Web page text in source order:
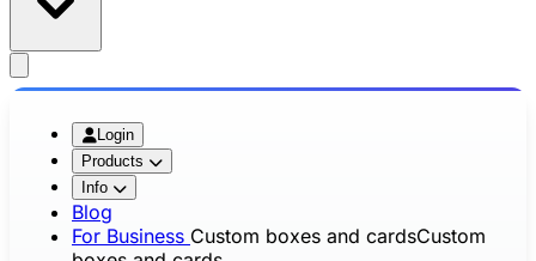
Login
Products
Info
Blog
For Business Custom boxes and cardsCustom